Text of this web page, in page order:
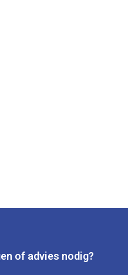
of advies nodig?